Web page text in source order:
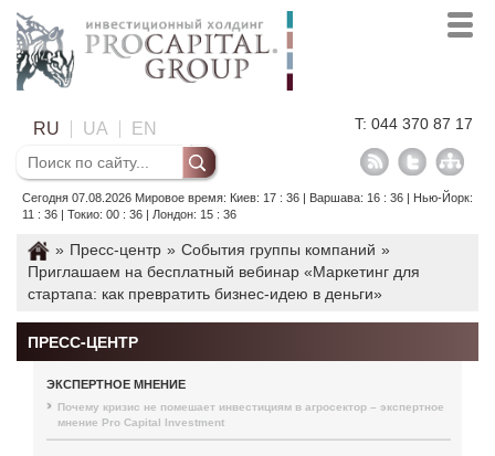
RU UA EN T: 044 370 87 17
Сегодня 07.08.2026 Мировое время: Киев: 17 : 36 | Варшава: 16 : 36 | Нью-Йорк:
11 : 36 | Токио: 00 : 36 | Лондон: 15 : 36
» Пресс-центр » События группы компаний »
Приглашаем на бесплатный вебинар «Маркетинг для
стартапа: как превратить бизнес-идею в деньги»
ПРЕСС-ЦЕНТР
ЭКСПЕРТНОЕ МНЕНИЕ
Почему кризис не помешает инвестициям в агросектор – экспертное
мнение Pro Capital Investment